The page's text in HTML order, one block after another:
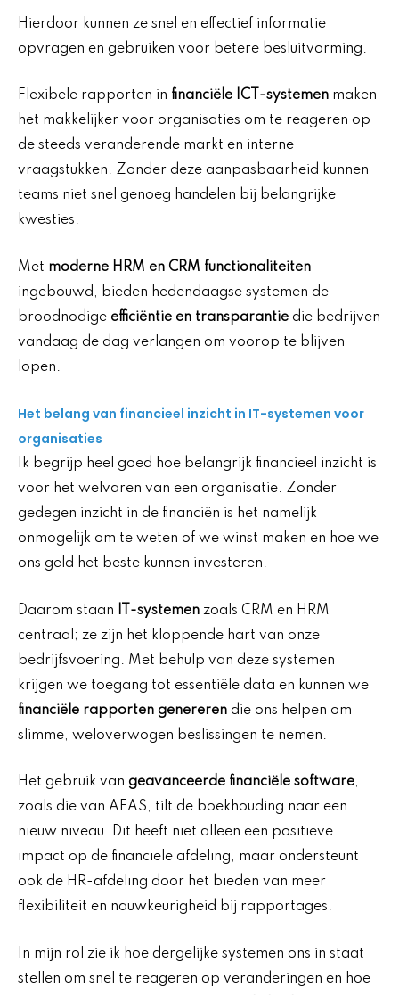
Hierdoor kunnen ze snel en effectief informatie
opvragen en gebruiken voor betere besluitvorming.
Flexibele rapporten in financiële ICT-systemen maken
het makkelijker voor organisaties om te reageren op
de steeds veranderende markt en interne
vraagstukken. Zonder deze aanpasbaarheid kunnen
teams niet snel genoeg handelen bij belangrijke
kwesties.
Met moderne HRM en CRM functionaliteiten
ingebouwd, bieden hedendaagse systemen de
broodnodige efficiëntie en transparantie die bedrijven
vandaag de dag verlangen om voorop te blijven
lopen.
Het belang van financieel inzicht in IT-systemen voor
organisaties
Ik begrijp heel goed hoe belangrijk financieel inzicht is
voor het welvaren van een organisatie. Zonder
gedegen inzicht in de financiën is het namelijk
onmogelijk om te weten of we winst maken en hoe we
ons geld het beste kunnen investeren.
Daarom staan IT-systemen zoals CRM en HRM
centraal; ze zijn het kloppende hart van onze
bedrijfsvoering. Met behulp van deze systemen
krijgen we toegang tot essentiële data en kunnen we
financiële rapporten genereren die ons helpen om
slimme, weloverwogen beslissingen te nemen.
Het gebruik van geavanceerde financiële software,
zoals die van AFAS, tilt de boekhouding naar een
nieuw niveau. Dit heeft niet alleen een positieve
impact op de financiële afdeling, maar ondersteunt
ook de HR-afdeling door het bieden van meer
flexibiliteit en nauwkeurigheid bij rapportages.
In mijn rol zie ik hoe dergelijke systemen ons in staat
stellen om snel te reageren op veranderingen en hoe